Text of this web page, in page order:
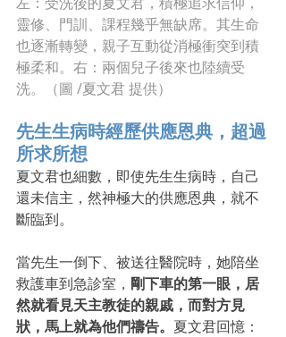
靈修、門訓、課程幾乎無缺席。其生命
也逐漸轉變，親子互動從消極衝突到積
極柔和。右：兩個兒子後來也陸續受
洗。（圖 /夏文君 提供）
先生生病時經歷供應恩典，超過
所求所想
夏文君也細數，即使先生生病時，自己
還未信主，然神極大的供應恩典，就不
斷臨到。
當先生一倒下、被送往醫院時，她陪坐
救護車到急診室， 剛下車的第一眼，居
然就看見天主教徒的親戚，而對方見
狀，馬上就為他們禱告。 夏文君回憶：